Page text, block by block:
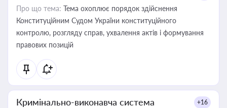
Про що тема: Тема охоплює порядок здійснення
Конституційним Судом України конституційного
контролю, розгляду справ, ухвалення актів і формування
правових позицій
Кримінально-виконавча система +16